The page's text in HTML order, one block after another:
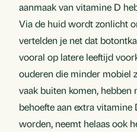
aanmaak van vitamine D
Via de huid wordt zonlicht
vertelden je net dat
vooral op latere leeftijd
ouderen die minder mobiel
vaak buiten komen, hebben
behoefte aan extra
worden, neemt helaas ook